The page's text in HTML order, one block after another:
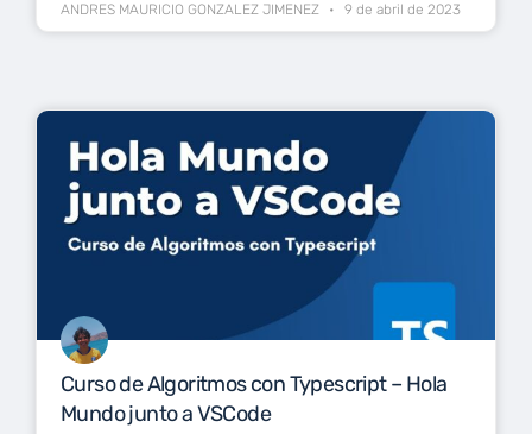
ANDRES MAURICIO GONZALEZ JIMENEZ 9 de abril de 2023
Curso de Algoritmos con Typescript – Hola
Mundo junto a VSCode